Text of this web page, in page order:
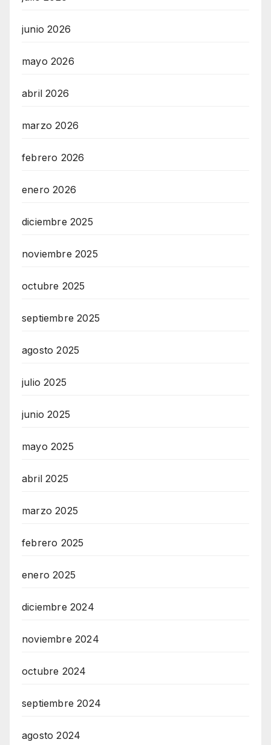
junio 2026
mayo 2026
abril 2026
marzo 2026
febrero 2026
enero 2026
diciembre 2025
noviembre 2025
octubre 2025
septiembre 2025
agosto 2025
julio 2025
junio 2025
mayo 2025
abril 2025
marzo 2025
febrero 2025
enero 2025
diciembre 2024
noviembre 2024
octubre 2024
septiembre 2024
agosto 2024